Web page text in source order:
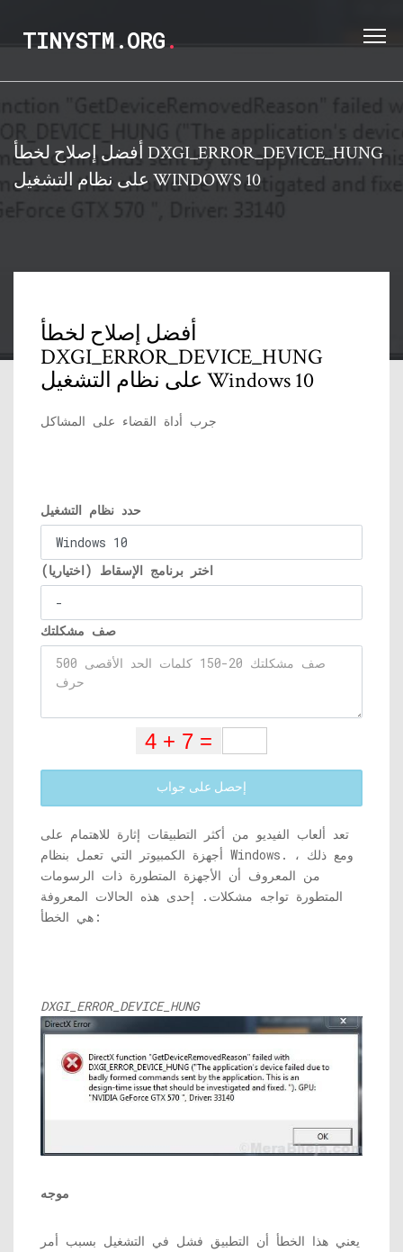
TINYSTM.ORG.
أفضل إصلاح لخطأ DXGI_ERROR_DEVICE_HUNG
على نظام التشغيل WINDOWS 10
أفضل إصلاح لخطأ
DXGI_ERROR_DEVICE_HUNG
على نظام التشغيل Windows 10
جرب أداة القضاء على المشاكل
حدد نظام التشغيل
اختر برنامج الإسقاط (اختياريا)
صف مشكلتك
إحصل على جواب
تعد ألعاب الفيديو من أكثر التطبيقات إثارة للاهتمام على
أجهزة الكمبيوتر التي تعمل بنظام Windows. ومع ذلك ،
من المعروف أن الأجهزة المتطورة ذات الرسومات
المتطورة تواجه مشكلات. إحدى هذه الحالات المعروفة
هي الخطأ:
DXGI_ERROR_DEVICE_HUNG
موجه
يعني هذا الخطأ أن التطبيق فشل في التشغيل بسبب أمر